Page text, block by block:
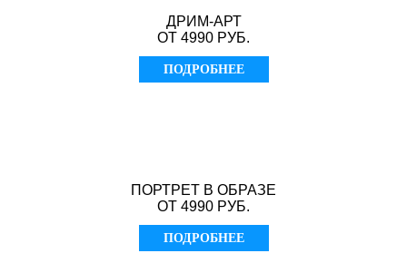
ДРИМ-АРТ
ОТ 4990 РУБ.
ПОДРОБНЕЕ
ПОРТРЕТ В ОБРАЗЕ
ОТ 4990 РУБ.
ПОДРОБНЕЕ